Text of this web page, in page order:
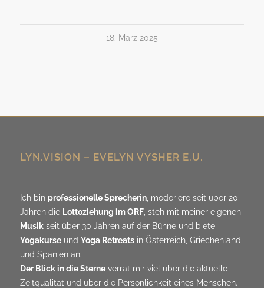
18. März 2025
LYN.VISION – EVELYN VYSHER E.U.
Ich bin professionelle Sprecherin, moderiere seit über 20
Jahren die Lottoziehung im ORF, steh mit meiner eigenen
Musikseit über 30 Jahren auf der Bühne und biete
Yogakurseund Yoga Retreatsin Österreich, Griechenland
und Spanien an.
Der Blick in die Sterneverrät mir viel über die aktuelle
Zeitqualität und über die Persönlichkeit eines Menschen.